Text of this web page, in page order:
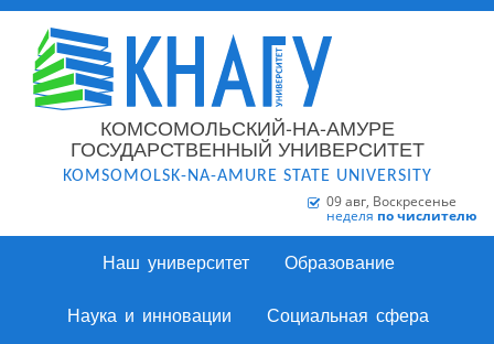
КОМСОМОЛЬСКИЙ-НА-АМУРЕ
ГОСУДАРСТВЕННЫЙ УНИВЕРСИТЕТ
KOMSOMOLSK-NA-AMURE STATE UNIVERSITY
09 авг, Воскресенье
неделя по числителю
Наш университет Образование
Наука и инновации Социальная сфера